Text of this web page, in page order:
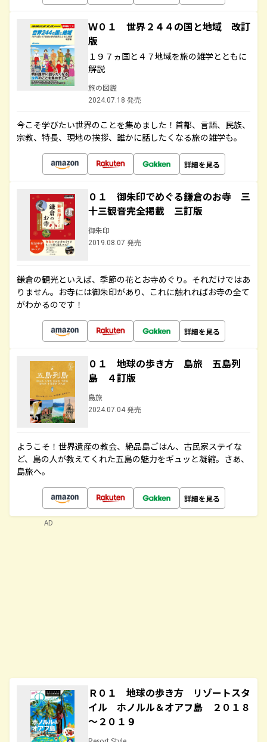
Ｗ０１ 世界２４４の国と地域 改訂
版
１９７ヵ国と４７地域を旅の雑学とともに
解説
旅の図鑑
2024.07.18 発売
今こそ学びたい世界のことを集めました！首都、言語、民族、
宗教、特長、現地の挨拶、誰かに話したくなる旅の雑学も。
詳細を見る
０１ 御朱印でめぐる鎌倉のお寺 三
十三観音完全掲載 三訂版
御朱印
2019.08.07 発売
鎌倉の観光といえば、季節の花とお寺めぐり。それだけではあ
りません。お寺には御朱印があり、これに触れればお寺の全て
がわかるのです！
詳細を見る
０１ 地球の歩き方 島旅 五島列
島 ４訂版
島旅
2024.07.04 発売
ようこそ！世界遺産の教会、絶品島ごはん、古民家ステイな
ど、島の人が教えてくれた五島の魅力をギュッと凝縮。さあ、
島旅へ。
詳細を見る
Ｒ０１ 地球の歩き方 リゾートスタ
イル ホノルル＆オアフ島 ２０１８
～２０１９
AD